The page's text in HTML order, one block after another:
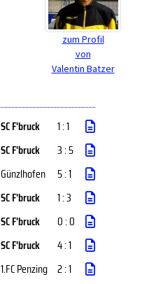
zum Profil
von
Valentin Batzer
SC F'bruck
1 : 1
SC F'bruck
3 : 5
Günzlhofen
5 : 1
SC F'bruck
1 : 3
SC F'bruck
0 : 0
SC F'bruck
4 : 1
1.FC Penzing 2 : 1